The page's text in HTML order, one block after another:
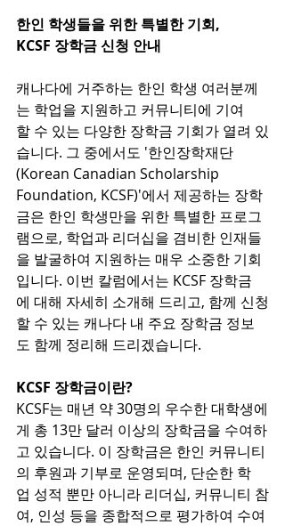
한인 학생들을 위한 특별한 기회,
KCSF 장학금 신청 안내
캐나다에 거주하는 한인 학생 여러분께
는 학업을 지원하고 커뮤니티에 기여
할 수 있는 다양한 장학금 기회가 열려 있
습니다. 그 중에서도 '한인장학재단
(Korean Canadian Scholarship
Foundation, KCSF)'에서 제공하는 장학
금은 한인 학생만을 위한 특별한 프로그
램으로, 학업과 리더십을 겸비한 인재들
을 발굴하여 지원하는 매우 소중한 기회
입니다. 이번 칼럼에서는 KCSF 장학금
에 대해 자세히 소개해 드리고, 함께 신청
할 수 있는 캐나다 내 주요 장학금 정보
도 함께 정리해 드리겠습니다.
KCSF 장학금이란?
KCSF는 매년 약 30명의 우수한 대학생에
게 총 13만 달러 이상의 장학금을 수여하
고 있습니다. 이 장학금은 한인 커뮤니티
의 후원과 기부로 운영되며, 단순한 학
업 성적 뿐만 아니라 리더십, 커뮤니티 참
여, 인성 등을 종합적으로 평가하여 수여